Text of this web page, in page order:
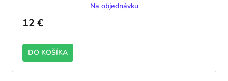
Na objednávku
12 €
DO KOŠÍKA